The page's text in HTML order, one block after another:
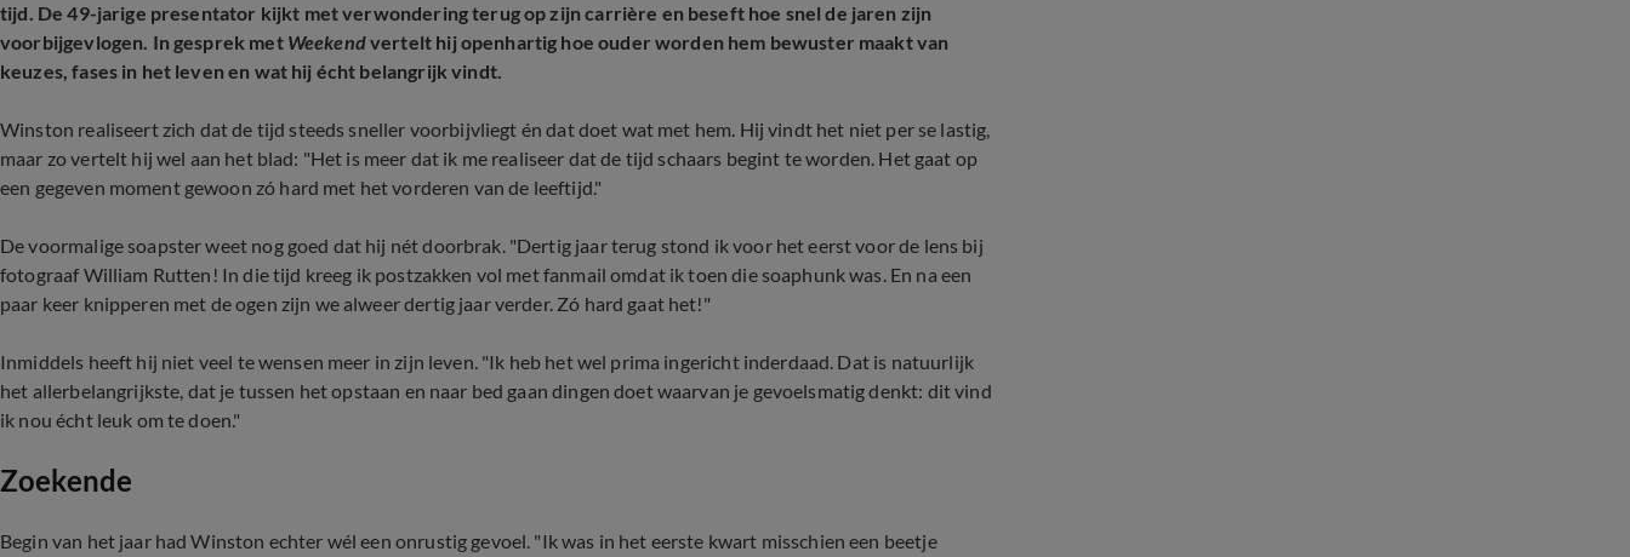
tijd. De 49-jarige presentator kijkt met verwondering terug op zijn carrière en beseft hoe snel de jaren zijn
voorbijgevlogen. In gesprek met Weekendvertelt hij openhartig hoe ouder worden hem bewuster maakt van
keuzes, fases in het leven en wat hij écht belangrijk vindt.
Winston realiseert zich dat de tijd steeds sneller voorbijvliegt én dat doet wat met hem. Hij vindt het niet per se lastig,
maar zo vertelt hij wel aan het blad: "Het is meer dat ik me realiseer dat de tijd schaars begint te worden. Het gaat op
een gegeven moment gewoon zó hard met het vorderen van de leeftijd."
De voormalige soapster weet nog goed dat hij nét doorbrak. "Dertig jaar terug stond ik voor het eerst voor de lens bij
fotograaf William Rutten! In die tijd kreeg ik postzakken vol met fanmail omdat ik toen die soaphunk was. En na een
paar keer knipperen met de ogen zijn we alweer dertig jaar verder. Zó hard gaat het!"
Inmiddels heeft hij niet veel te wensen meer in zijn leven. "Ik heb het wel prima ingericht inderdaad. Dat is natuurlijk
het allerbelangrijkste, dat je tussen het opstaan en naar bed gaan dingen doet waarvan je gevoelsmatig denkt: dit vind
ik nou écht leuk om te doen."
Zoekende
Begin van het jaar had Winston echter wél een onrustig gevoel. "Ik was in het eerste kwart misschien een beetje